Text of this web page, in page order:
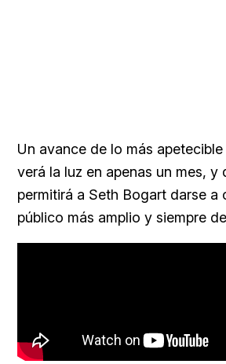
Un avance de lo más
verá la luz en apenas un mes, y
permitirá a Seth Bogart darse a
público más amplio y siempre